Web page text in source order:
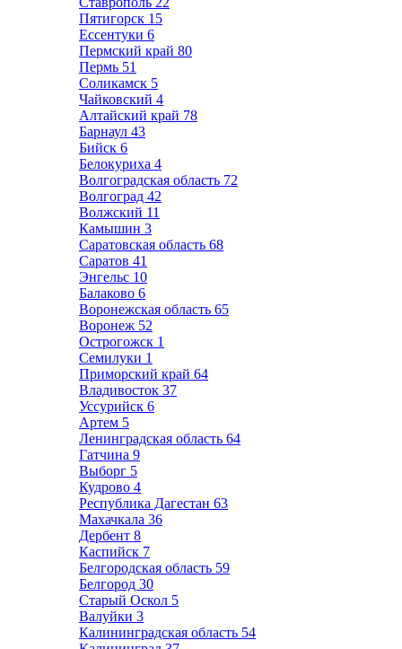
Пятигорск 15
Ессентуки 6
Пермский край 80
Пермь 51
Соликамск 5
Чайковский 4
Алтайский край 78
Барнаул 43
Бийск 6
Белокуриха 4
Волгоградская область 72
Волгоград 42
Волжский 11
Камышин 3
Саратовская область 68
Саратов 41
Энгельс 10
Балаково 6
Воронежская область 65
Воронеж 52
Острогожск 1
Семилуки 1
Приморский край 64
Владивосток 37
Уссурийск 6
Артем 5
Ленинградская область 64
Гатчина 9
Выборг 5
Кудрово 4
Республика Дагестан 63
Махачкала 36
Дербент 8
Каспийск 7
Белгородская область 59
Белгород 30
Старый Оскол 5
Валуйки 3
Калининградская область 54